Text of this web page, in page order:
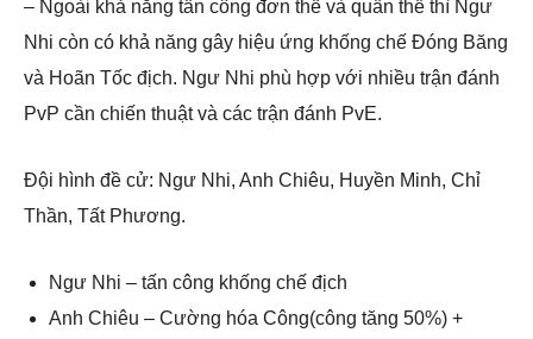
– Ngoài khả năng tấn công đơn thể và quần thể thì Ngư
Nhi còn có khả năng gây hiệu ứng khống chế Đóng Băng
và Hoãn Tốc địch. Ngư Nhi phù hợp với nhiều trận đánh
PvP cần chiến thuật và các trận đánh PvE.
Đội hình đề cử: Ngư Nhi, Anh Chiêu, Huyền Minh, Chỉ
Thần, Tất Phương.
Ngư Nhi – tấn công khống chế địch
Anh Chiêu – Cường hóa Công(công tăng 50%) +